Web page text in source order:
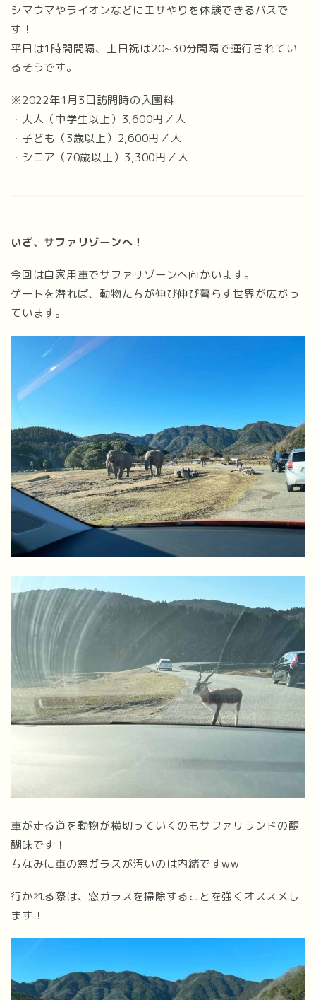
シマウマやライオンなどにエサやりを体験できるバスで
す！
平日は1時間間隔、土日祝は20~30分間隔で運行されてい
るそうです。
※2022年1月3日訪問時の入園料
・大人（中学生以上）3,600円／人
・子ども（3歳以上）2,600円／人
・シニア（70歳以上）3,300円／人
いざ、サファリゾーンへ！
今回は自家用車でサファリゾーンへ向かいます。
ゲートを潜れば、動物たちが伸び伸び暮らす世界が広がっ
ています。
車が走る道を動物が横切っていくのもサファリランドの醍
醐味です！
ちなみに車の窓ガラスが汚いのは内緒ですww
行かれる際は、窓ガラスを掃除することを強くオススメし
ます！